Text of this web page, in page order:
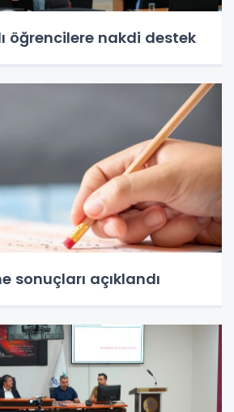
öğrencilere nakdi destek
sonuçları açıklandı